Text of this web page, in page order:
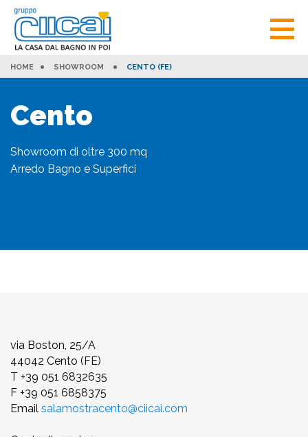
HOME SHOWROOM CENTO (FE)
Cento
Showroom di oltre 300 mq
Arredo Bagno e Superfici
via Boston, 25/A
44042 Cento (FE)
T +39 051 6832635
F +39 051 6858375
Email salamostracento@ciicai.com